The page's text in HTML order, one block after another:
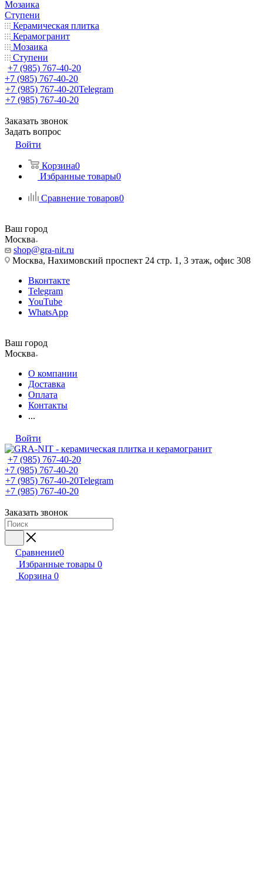
Мозаика
Ступени
Керамическая плитка
Керамогранит
Мозаика
Ступени
+7 (985) 767-40-20
+7 (985) 767-40-20
+7 (985) 767-40-20Telegram
+7 (985) 767-40-20
Заказать звонок
Задать вопрос
Войти
Корзина0
Избранные товары0
Сравнение товаров0
Ваш город
Москва
shop@gra-nit.ru
Москва, Нахимовский проспект 24 стр. 1, 3 этаж, офис 308
Вконтакте
Telegram
YouTube
WhatsApp
Ваш город
Москва
О компании
Доставка
Оплата
Контакты
...
Войти
+7 (985) 767-40-20
+7 (985) 767-40-20
+7 (985) 767-40-20Telegram
+7 (985) 767-40-20
Заказать звонок
Сравнение0
Избранные товары 0
Корзина 0